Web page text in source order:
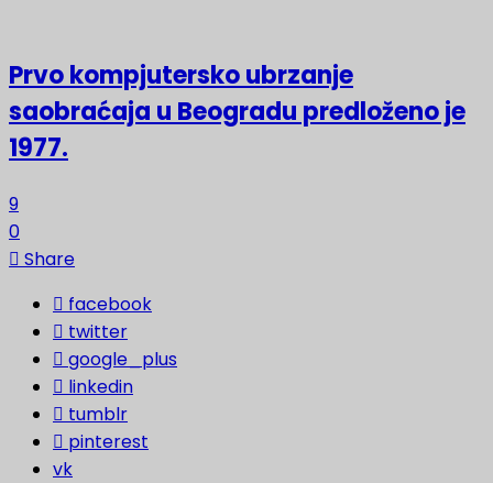
Prvo kompjutersko ubrzanje
saobraćaja u Beogradu predloženo je
1977.
9
0
Share
facebook
twitter
google_plus
linkedin
tumblr
pinterest
vk